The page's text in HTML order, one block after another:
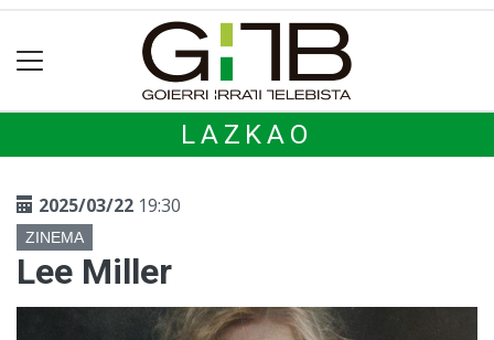
LAZKAO
2025/03/22 19:30
ZINEMA
Lee Miller